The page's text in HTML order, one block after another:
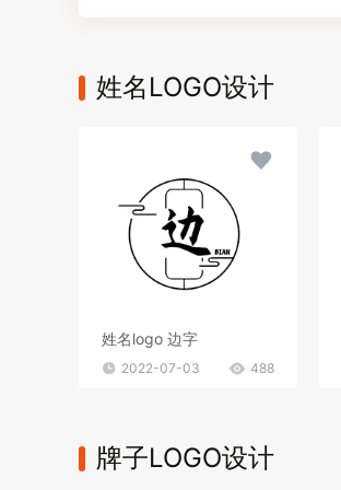
姓名LOGO设计
姓名logo 边字
2022-07-03 488
牌子LOGO设计